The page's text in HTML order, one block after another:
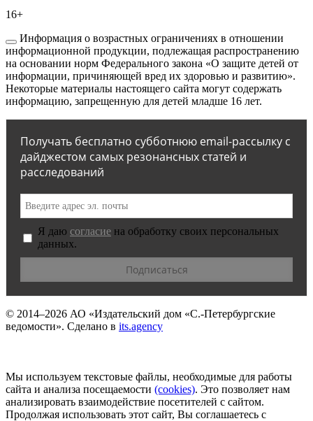
16+
Информация о возрастных ограничениях в отношении
информационной продукции, подлежащая распространению
на основании норм Федерального закона «О защите детей от
информации, причиняющей вред их здоровью и развитию».
Некоторые материалы настоящего сайта могут содержать
информацию, запрещенную для детей младше 16 лет.
Получать бесплатно субботнюю email-рассылку с
дайджестом самых резонансных статей и
расследований
Я даю согласие на обработку своих персональных
данных.
© 2014–2026 АО «Издательский дом «С.-Петербургские
ведомости». Сделано в its.agency
Мы используем текстовые файлы, необходимые для работы
сайта и анализа посещаемости (сookies). Это позволяет нам
анализировать взаимодействие посетителей с сайтом.
Продолжая использовать этот сайт, Вы соглашаетесь с